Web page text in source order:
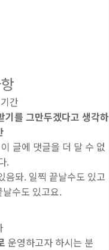
간
기를 그만두겠다고 생각하
글에 댓글을 더 달 수 없
.
음돠. 일찍 끝날수도 있고
수도 있고요.
운영하고자 하시는 분